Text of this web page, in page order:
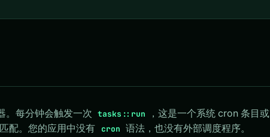
。每分钟会触发一次 tasks::run ，这是一个系统 cron 条目或
配。您的应用中没有 cron 语法，也没有外部调度程序。